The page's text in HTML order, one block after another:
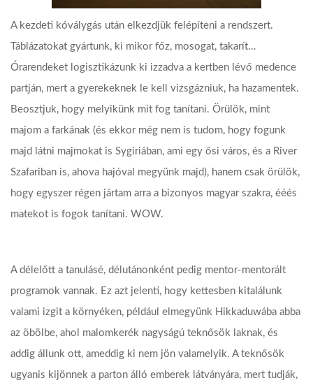
A kezdeti kóválygás után elkezdjük felépíteni a rendszert.
Táblázatokat gyártunk, ki mikor főz, mosogat, takarít…
Órarendeket logisztikázunk ki izzadva a kertben lévő medence
partján, mert a gyerekeknek le kell vizsgázniuk, ha hazamentek.
Beosztjuk, hogy melyikünk mit fog tanítani. Örülök, mint
majom a farkának (és ekkor még nem is tudom, hogy fogunk
majd látni majmokat is Sygiriában, ami egy ősi város, és a River
Szafariban is, ahova hajóval megyünk majd), hanem csak örülök,
hogy egyszer régen jártam arra a bizonyos magyar szakra, ééés
matekot is fogok tanítani. WOW.
A délelőtt a tanulásé, délutánonként pedig mentor-mentorált
programok vannak. Ez azt jelenti, hogy kettesben kitalálunk
valami izgit a környéken, például elmegyünk Hikkaduwába abba
az öbölbe, ahol malomkerék nagyságú teknősök laknak, és
addig állunk ott, ameddig ki nem jön valamelyik. A teknősök
ugyanis kijönnek a parton álló emberek látványára, mert tudják,